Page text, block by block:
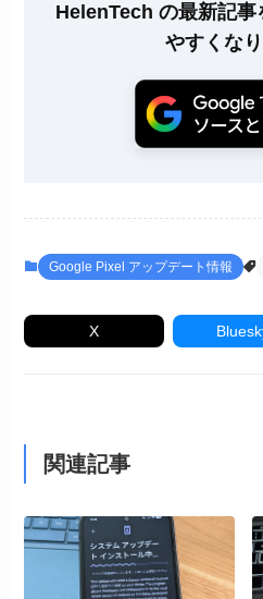
HelenTech の最新記事
やすくなり
Google Pixel アップデート情報
X
関連記事